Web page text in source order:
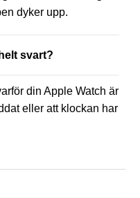
dyker upp.
svart?
din Apple Watch är
eller att klockan har